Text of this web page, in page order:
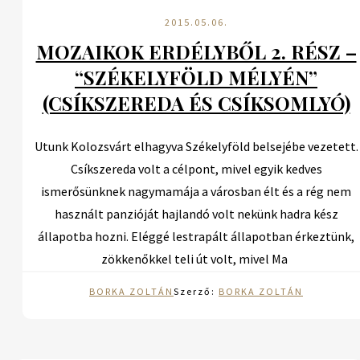
2015.05.06.
MOZAIKOK ERDÉLYBŐL 2. RÉSZ –
“SZÉKELYFÖLD MÉLYÉN”
(CSÍKSZEREDA ÉS CSÍKSOMLYÓ)
Utunk Kolozsvárt elhagyva Székelyföld belsejébe vezetett.
Csíkszereda volt a célpont, mivel egyik kedves
ismerősünknek nagymamája a városban élt és a rég nem
használt panzióját hajlandó volt nekünk hadra kész
állapotba hozni. Eléggé lestrapált állapotban érkeztünk,
zökkenőkkel teli út volt, mivel Ma
BORKA ZOLTÁN Szerző: BORKA ZOLTÁN